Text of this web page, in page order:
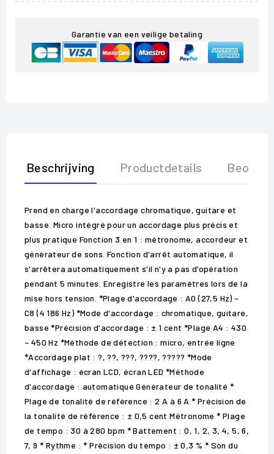
Garantie van een veilige betaling
Beschrijving Productdetails
Prend en charge l'accordage chromatique, guitare et
basse. Micro intégré pour un accordage plus précis et
plus pratique Fonction 3 en 1 : métronome, accordeur et
générateur de sons. Fonction d'arrêt automatique, il
s'arrêtera automatiquement s'il n'y a pas d'opération
pendant 5 minutes. Enregistre les paramètres lors de la
mise hors tension. *Plage d'accordage : A0 (27,5 Hz) ~
C8 (4 186 Hz) *Mode d'accordage : chromatique, guitare,
basse *Précision d'accordage : ± 1 cent *Plage A4 : 430
~ 450 Hz *Méthode de détection : micro, entrée ligne
*Accordage plat : ?, ??, ???, ????, ????? *Mode
d'affichage : écran LCD, écran LED *Méthode
d'accordage : automatique Générateur de tonalité *
Plage de tonalité de référence : 2 A à 6 A * Précision de
la tonalité de référence : ± 0,5 cent Métronome * Plage
de tempo : 30 à 280 bpm * Battement : 0, 1, 2, 3, 4, 5, 6,
7, 9 * Rythme : * Précision du tempo : ± 0,3 % * Son du